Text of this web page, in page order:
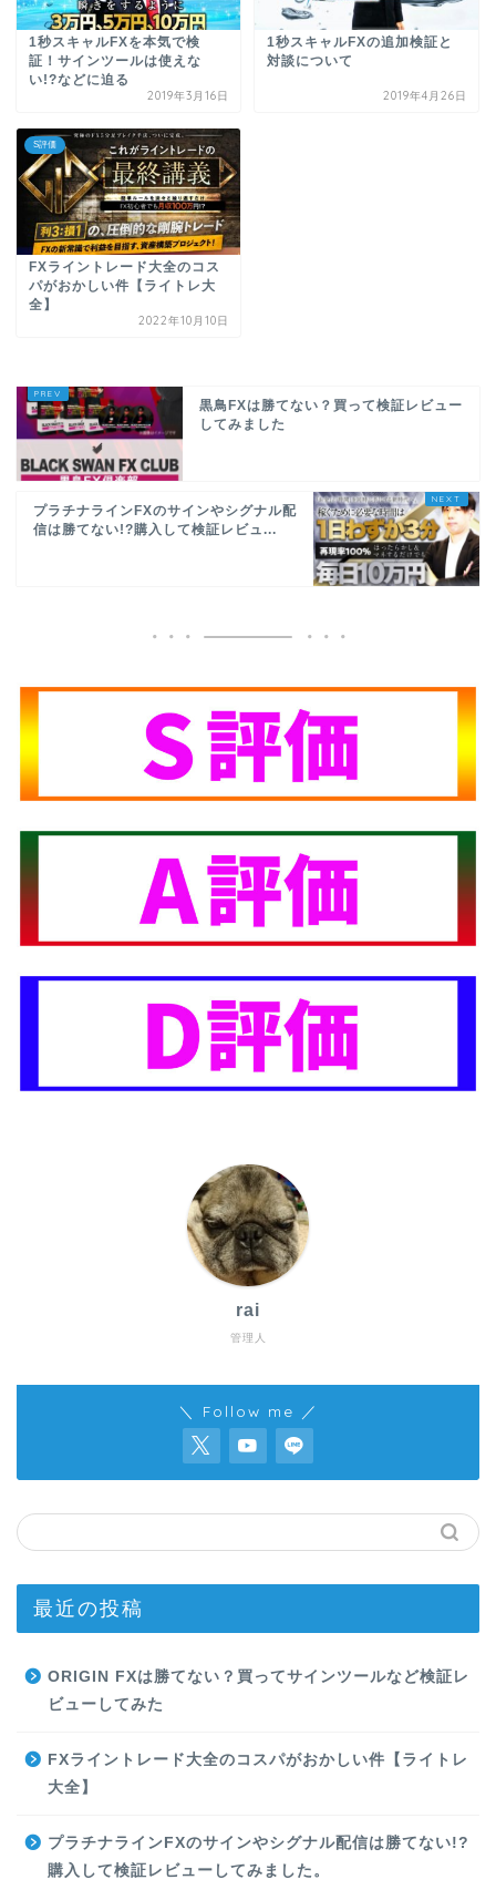
1秒スキャルFXを本気で検
証！サインツールは使えな
い!?などに迫る
2019年3月16日
1秒スキャルFXの追加検証と
対談について
2019年4月26日
S評価
FXライントレード大全のコス
パがおかしい件【ライトレ大
全】
2022年10月10日
黒鳥FXは勝てない？買って検証レビュー
してみました
プラチナラインFXのサインやシグナル配
信は勝てない!?購入して検証レビュ...
管理人
rai
＼ Follow me ／
最近の投稿
ORIGIN FXは勝てない？買ってサインツールなど検証レ
ビューしてみた
FXライントレード大全のコスパがおかしい件【ライトレ
大全】
プラチナラインFXのサインやシグナル配信は勝てない!?
購入して検証レビューしてみました。